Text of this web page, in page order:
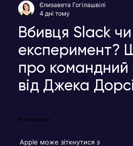
Вбивця Slack
експеримент?
про командний
від Джека
Єлизавета Гогілашвілі
4 дні тому
Вибір редакції
Apple може зіткнутися з